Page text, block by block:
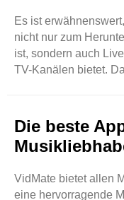
Maßnahmen Wert
Privatsphäre der
können
Gerät herunterladen,
Es ist
nicht nur zum
ist, sondern auch
TV-Kanälen bietet.
Benutzer haben also
Chance, ihre
Programme in
Unterhaltungs-App
Die beste
VidMate bietet allen
eine hervorragende